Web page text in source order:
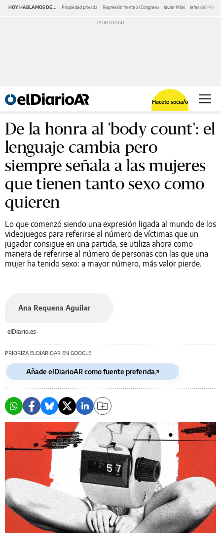
HOY HABLAMOS DE... Propiedad privada Represión frente al Congreso Javier Milei Jefes del PAMI
Hacete socia/o
De la honra al 'body count': el
lenguaje cambia pero
siempre señala a las mujeres
que tienen tanto sexo como
quieren
Lo que comenzó siendo una expresión ligada al mundo de los
videojuegos para referirse al número de víctimas que un
jugador consigue en una partida, se utiliza ahora como
manera de referirse al número de personas con las que una
mujer ha tenido sexo: a mayor número, más valor pierde.
Ana Requena Aguilar
elDiario.es
PRIORIZA ELDIARIOAR EN GOOGLE
Añade elDiarioAR como fuente preferida